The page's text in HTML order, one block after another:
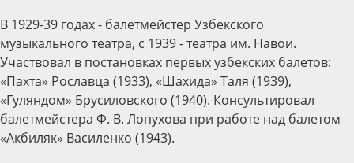
В 1929-39 годах - балетмейстер Узбекского
музыкального театра, с 1939 - театра им. Навои.
Участвовал в постановках первых узбекских балетов:
«Пахта» Рославца (1933), «Шахида» Таля (1939),
«Гуляндом» Брусиловского (1940). Консультировал
балетмейстера Ф. В. Лопухова при работе над балетом
«Акбиляк» Василенко (1943).